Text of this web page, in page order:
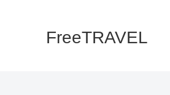
FreeTRAVEL